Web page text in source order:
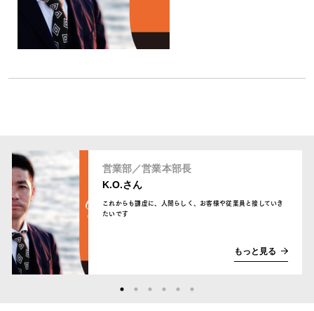
営業部／営業本部長
K.O.さん
これからも謙虚に、人間らしく、お客様や従業員と接していき
たいです
もっと見る